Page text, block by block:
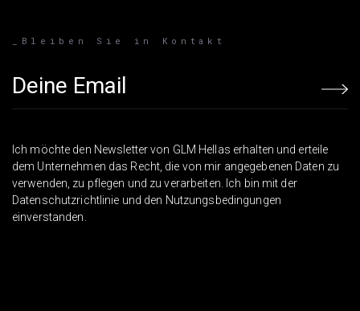
_Bleiben Sie in Kontakt
Email address
Ich möchte den Newsletter von GLM Hellas erhalten und erteile
dem Unternehmen das Recht, die von mir angegebenen Daten zu
verwenden, zu pflegen und zu verarbeiten. Ich bin mit der
Datenschutzrichtlinie und den Nutzungsbedingungen
einverstanden.